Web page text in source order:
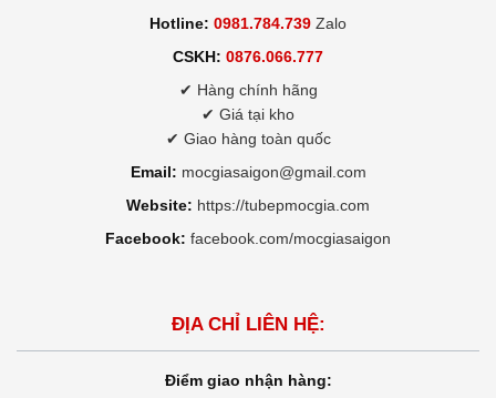
Hotline: 0981.784.739 Zalo
CSKH: 0876.066.777
✔ Hàng chính hãng
✔ Giá tại kho
✔ Giao hàng toàn quốc
Email: mocgiasaigon@gmail.com
Website: https://tubepmocgia.com
Facebook: facebook.com/mocgiasaigon
ĐỊA CHỈ LIÊN HỆ:
Điểm giao nhận hàng: